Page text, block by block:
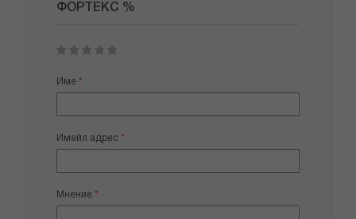
ФОРТЕКС %
star
stars
stars
stars
stars
Име
Имейл адрес
Мнение